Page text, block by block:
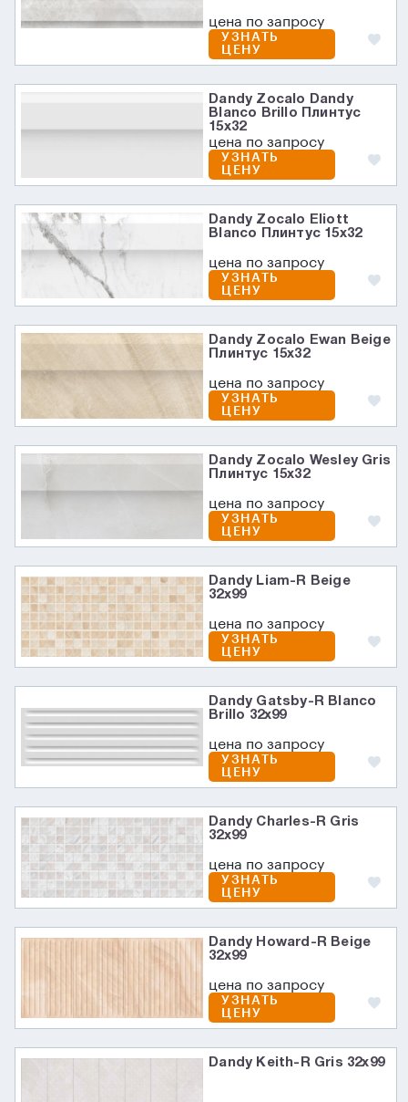
цена по запросу
УЗНАТЬ
ЦЕНУ
Dandy Zocalo Dandy
Blanco Brillo Плинтус
15x32
цена по запросу
УЗНАТЬ
ЦЕНУ
Dandy Zocalo Eliott
Blanco Плинтус 15x32
цена по запросу
УЗНАТЬ
ЦЕНУ
Dandy Zocalo Ewan Beige
Плинтус 15x32
цена по запросу
УЗНАТЬ
ЦЕНУ
Dandy Zocalo Wesley Gris
Плинтус 15x32
цена по запросу
УЗНАТЬ
ЦЕНУ
Dandy Liam-R Beige
32x99
цена по запросу
УЗНАТЬ
ЦЕНУ
Dandy Gatsby-R Blanco
Brillo 32x99
цена по запросу
УЗНАТЬ
ЦЕНУ
Dandy Charles-R Gris
32x99
цена по запросу
УЗНАТЬ
ЦЕНУ
Dandy Howard-R Beige
32x99
цена по запросу
УЗНАТЬ
ЦЕНУ
Dandy Keith-R Gris 32x99